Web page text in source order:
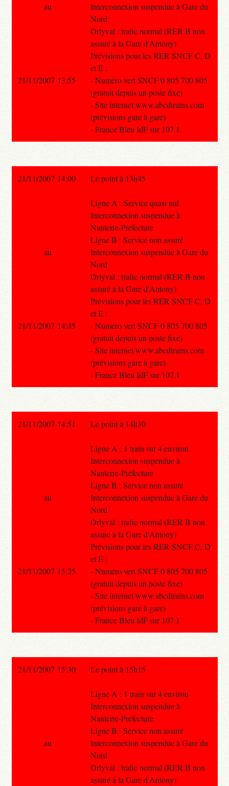
Interconnexion suspendue à Gare du
Nord
Orlyval : trafic normal (RER B non
assuré à la Gare d'Antony)
Prévisions pour les RER SNCF C, D
et E :
- Numéro vert SNCF 0 805 700 805
(gratuit depuis un poste fixe)
- Site internet www.abcdtrains.com
(prévisions gare à gare)
- France Bleu IdF sur 107.1
au
21/11/2007 13:55
21/11/2007 14:00 Le point à 13h45
Ligne A : Service quasi nul
Interconnexion suspendue à
Nanterre-Préfecture
Ligne B : Service non assuré
Interconnexion suspendue à Gare du
Nord
Orlyval : trafic normal (RER B non
assuré à la Gare d'Antony)
Prévisions pour les RER SNCF C, D
et E :
- Numéro vert SNCF 0 805 700 805
(gratuit depuis un poste fixe)
- Site internet www.abcdtrains.com
(prévisions gare à gare)
- France Bleu IdF sur 107.1
au
21/11/2007 14:45
21/11/2007 14:51 Le point à 14h30
Ligne A : 1 train sur 4 environ
Interconnexion suspendue à
Nanterre-Préfecture
Ligne B : Service non assuré
Interconnexion suspendue à Gare du
Nord
Orlyval : trafic normal (RER B non
assuré à la Gare d'Antony)
Prévisions pour les RER SNCF C, D
et E :
- Numéro vert SNCF 0 805 700 805
(gratuit depuis un poste fixe)
- Site internet www.abcdtrains.com
(prévisions gare à gare)
- France Bleu IdF sur 107.1
au
21/11/2007 15:25
21/11/2007 15:30 Le point à 15h15
Ligne A : 1 train sur 4 environ
Interconnexion suspendue à
Nanterre-Préfecture
Ligne B : Service non assuré
Interconnexion suspendue à Gare du
Nord
Orlyval : trafic normal (RER B non
assuré à la Gare d'Antony)
au